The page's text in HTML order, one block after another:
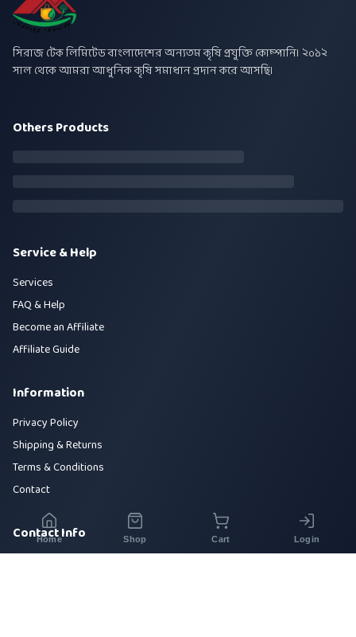
সিরাজ টেক লিমিটেড বাংলাদেশের অন্যতম কৃষি প্রযুক্তি কোম্পানি। ২০১২
সাল থেকে আমরা আধুনিক কৃষি সমাধান প্রদান করে আসছি।
Others Products
Service & Help
Services
FAQ & Help
Become an Affiliate
Affiliate Guide
Information
Privacy Policy
Shipping & Returns
Terms & Conditions
Contact
Contact Info
Home Shop Cart Login